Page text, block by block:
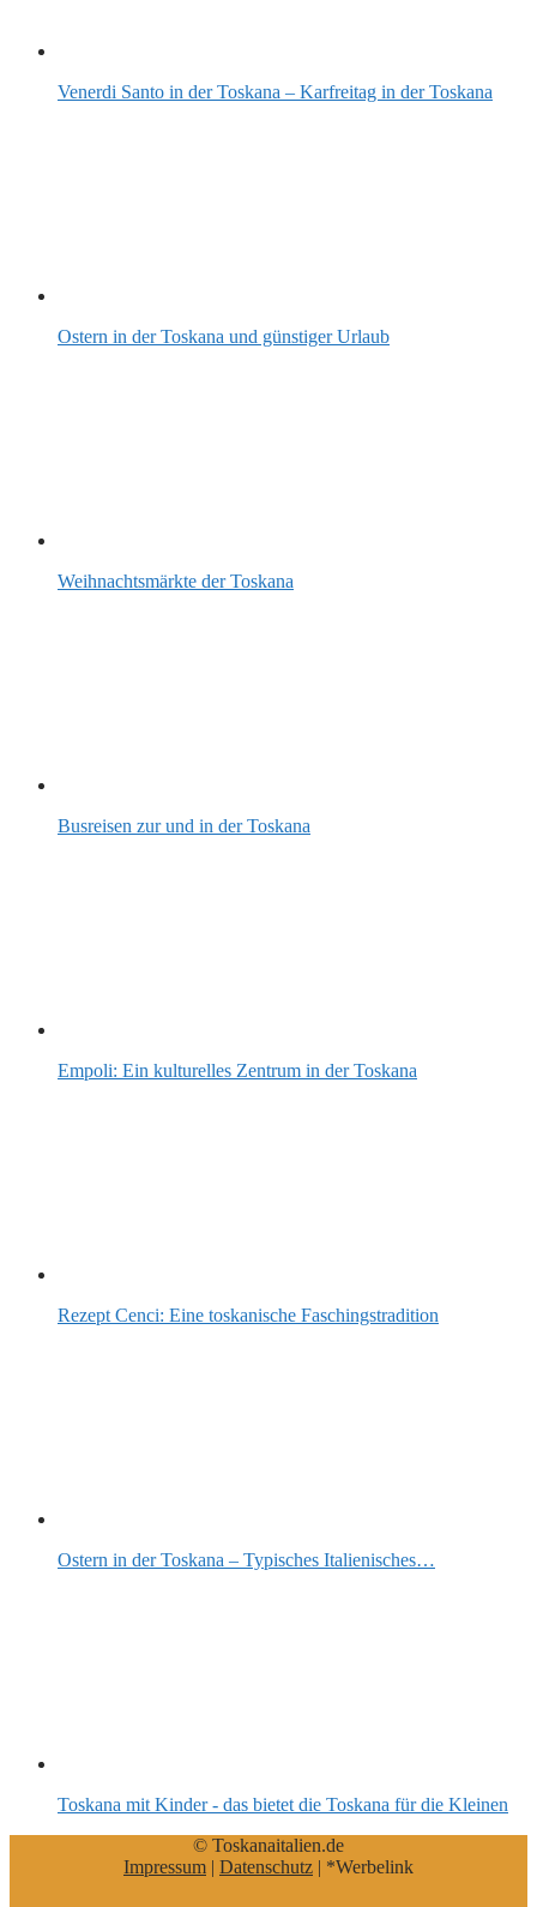
Venerdi Santo in der Toskana – Karfreitag in der Toskana
Ostern in der Toskana und günstiger Urlaub
Weihnachtsmärkte der Toskana
Busreisen zur und in der Toskana
Empoli: Ein kulturelles Zentrum in der Toskana
Rezept Cenci: Eine toskanische Faschingstradition
Ostern in der Toskana – Typisches Italienisches…
Toskana mit Kinder - das bietet die Toskana für die Kleinen
© Toskanaitalien.de
Impressum | Datenschutz | *Werbelink